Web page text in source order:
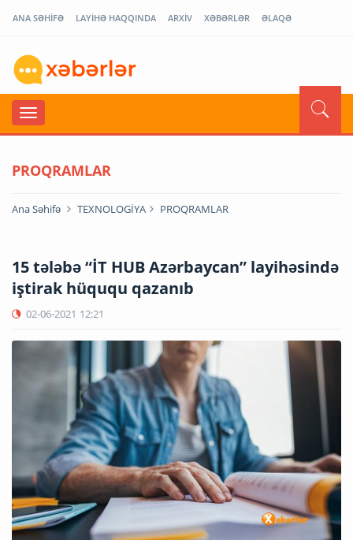
ANA SƏHİFƏ LAYİHƏ HAQQINDA ARXİV XƏBƏRLƏR ƏLAQƏ
PROQRAMLAR
Ana Səhifə TEXNOLOGİYA PROQRAMLAR
15 tələbə “İT HUB Azərbaycan” layihəsində
iştirak hüququ qazanıb
02-06-2021 12:21